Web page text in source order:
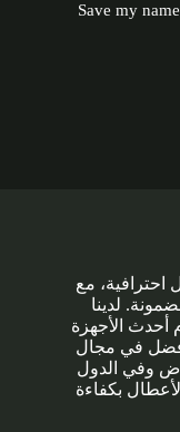
Save my
احترافية، مع
لدينا
أحدث الأجهزة
في مجال
وفي الدول
بكفاءة